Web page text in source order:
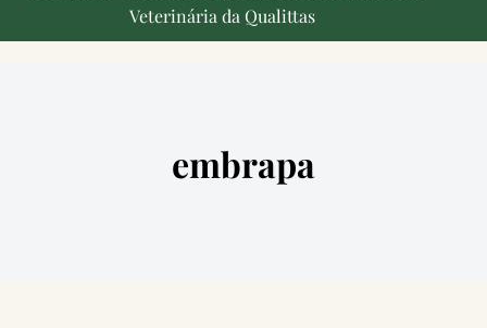
Veterinária da Qualittas
embrapa